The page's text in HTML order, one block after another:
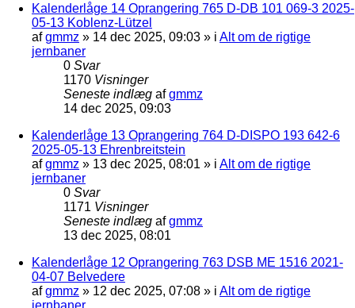
Kalenderlåge 14 Oprangering 765 D-DB 101 069-3 2025-
05-13 Koblenz-Lützel
afgmmz » 14 dec 2025, 09:03 » i Alt om de rigtige
jernbaner
0 Svar
1170 Visninger
Seneste indlæg afgmmz
14 dec 2025, 09:03
Kalenderlåge 13 Oprangering 764 D-DISPO 193 642-6
2025-05-13 Ehrenbreitstein
afgmmz » 13 dec 2025, 08:01 » i Alt om de rigtige
jernbaner
0 Svar
1171 Visninger
Seneste indlæg afgmmz
13 dec 2025, 08:01
Kalenderlåge 12 Oprangering 763 DSB ME 1516 2021-
04-07 Belvedere
afgmmz » 12 dec 2025, 07:08 » i Alt om de rigtige
jernbaner